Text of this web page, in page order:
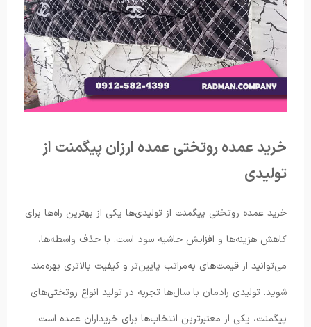
خرید عمده روتختی عمده ارزان پیگمنت از
تولیدی
خرید عمده روتختی پیگمنت از تولیدی‌ها یکی از بهترین راه‌ها برای
کاهش هزینه‌ها و افزایش حاشیه سود است. با حذف واسطه‌ها،
می‌توانید از قیمت‌های به‌مراتب پایین‌تر و کیفیت بالاتری بهره‌مند
شوید. تولیدی رادمان با سال‌ها تجربه در تولید انواع روتختی‌های
پیگمنت، یکی از معتبرترین انتخاب‌ها برای خریداران عمده است.